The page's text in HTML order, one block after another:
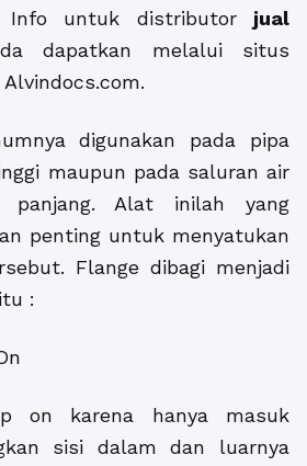
Info untuk distributor jual
dapatkan melalui situs
digunakan pada pipa
maupun pada saluran air
panjang. Alat inilah yang
penting untuk menyatukan
Flange dibagi menjadi
:
on karena hanya masuk
sisi dalam dan luarnya